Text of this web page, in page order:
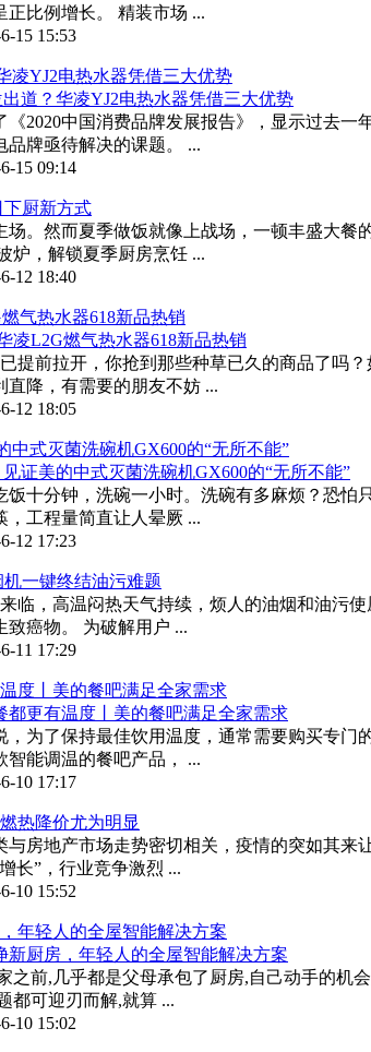
正比例增长。 精装市场 ...
15 15:53
凌YJ2电热水器凭借三大优势
《2020中国消费品牌发展报告》，显示过去
品牌亟待解决的课题。 ...
15 09:14
厨新方式
场。然而夏季做饭就像上战场，一顿丰盛大
炉，解锁夏季厨房烹饪 ...
12 18:40
气热水器618新品热销
提前拉开，你抢到那些种草已久的商品了吗
直降，有需要的朋友不妨 ...
12 18:05
中式灭菌洗碗机GX600的“无所不能”
饭十分钟，洗碗一小时。洗碗有多麻烦？恐
，工程量简直让人晕厥 ...
12 17:23
一键终结油污难题
临，高温闷热天气持续，烦人的油烟和油污
致癌物。 为破解用户 ...
11 17:29
度丨美的餐吧满足全家需求
，为了保持最佳饮用温度，通常需要购买专
智能调温的餐吧产品， ...
10 17:17
热降价尤为明显
与房地产市场走势密切相关，疫情的突如其来
长”，行业竞争激烈 ...
10 15:52
年轻人的全屋智能解决方案
之前,几乎都是父母承包了厨房,自己动手的机
都可迎刃而解,就算 ...
10 15:02